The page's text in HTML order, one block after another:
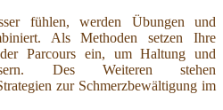
fühlen, werden Übungen und
Als Methoden setzen Ihre
Parcours ein, um Haltung und
Des Weiteren stehen
zur Schmerzbewältigung im